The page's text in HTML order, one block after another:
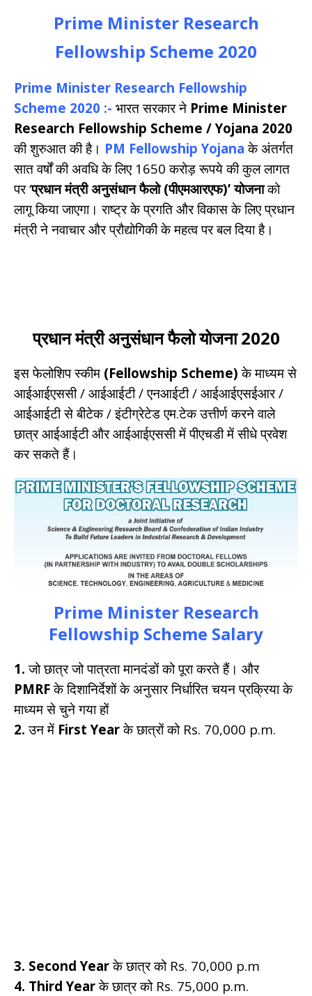
Prime Minister Research
Fellowship Scheme 2020
Prime Minister Research Fellowship
Scheme 2020 :- भारत सरकार ने Prime Minister
Research Fellowship Scheme / Yojana 2020
की शुरुआत की है। PM Fellowship Yojana के अंतर्गत
सात वर्षों की अवधि के लिए 1650 करोड़ रूपये की कुल लागत
पर ‘प्रधान मंत्री अनुसंधान फैलो (पीएमआरएफ)’ योजनाको
लागू किया जाएगा। राष्ट्र के प्रगति और विकास के लिए प्रधान
मंत्री ने नवाचार और प्रौद्योगिकी के महत्व पर बल दिया है।
प्रधान मंत्री अनुसंधान फैलो योजना 2020
इस फेलोशिप स्कीम (Fellowship Scheme) के माध्यम से
आईआईएससी / आईआईटी / एनआईटी / आईआईएसईआर /
आईआईटी से बीटेक / इंटीग्रेटेड एम.टेक उत्तीर्ण करने वाले
छात्र आईआईटी और आईआईएससी में पीएचडी में सीधे प्रवेश
कर सकते हैं।
Prime Minister Research
Fellowship Scheme Salary
1. जो छात्र जो पात्रता मानदंडों को पूरा करते हैं। और
PMRFके दिशानिर्देशों के अनुसार निर्धारित चयन प्रक्रिया के
माध्यम से चुने गया हों
2. उन में First Yearके छात्रों को Rs. 70,000 p.m.
3. Second Yearके छात्र को Rs. 70,000 p.m
4. Third Yearके छात्र को Rs. 75,000 p.m.